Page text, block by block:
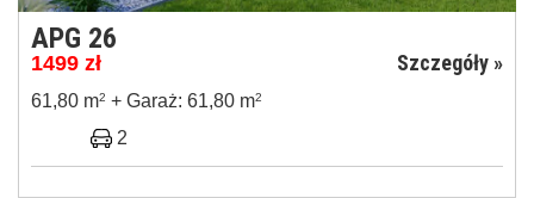
APG 26
1499 zł Szczegóły »
61,80 m2 + Garaż: 61,80 m2
2